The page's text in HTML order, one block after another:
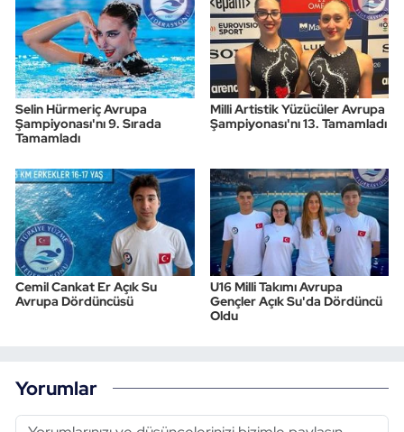
Selin Hürmeriç Avrupa
Şampiyonası'nı 9. Sırada
Tamamladı
Milli Artistik Yüzücüler Avrupa
Şampiyonası'nı 13. Tamamladı
Cemil Cankat Er Açık Su
Avrupa Dördüncüsü
U16 Milli Takımı Avrupa
Gençler Açık Su'da Dördüncü
Oldu
Yorumlar
Yelken
Yüzme